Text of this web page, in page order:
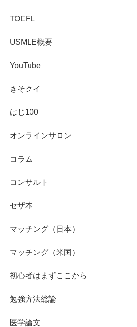
TOEFL
USMLE概要
YouTube
きそクイ
はじ100
オンラインサロン
コラム
コンサルト
セザ本
マッチング（日本）
マッチング（米国）
初心者はまずここから
勉強方法総論
医学論文